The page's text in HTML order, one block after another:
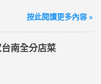
歐洲、土耳其 熱門地區通
待超便利 ✈️ 180天彈性開
兩人用，享受出國網路自
送一 eSIM適用機型： ※
到7-ELEVEN買熱壓吐司
emap.aspx# 小編推
按此閱讀更多內容 »
南全分店菜